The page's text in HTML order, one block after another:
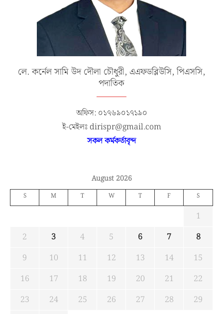
লে. কর্নেল সামি উদ দৌলা চৌধুরী, এএফডব্লিউসি, পিএসসি,
পদাতিক
অফিস: ০১৭৬৯০১৭১৯০
ই-মেইলঃ dirispr@gmail.com
সকল কর্মকর্তাবৃন্দ
August 2026
S M T W T F S
1
2
3 4 5 6 7
8
9
10 11 12 13 14
15
16
17 18 19 20 21
22
23
24 25 26 27 28
29